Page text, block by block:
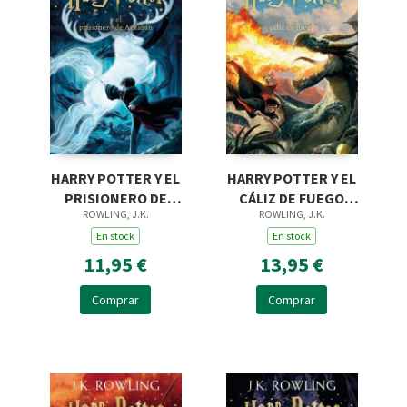
HARRY POTTER Y EL
PRISIONERO DE
AZKABAN (HARRY
POTTER [EDICIÓN
CON LA PORTADA IL
ROWLING, J.K.
En stock
11,95 €
Comprar
HARRY POTTER Y EL
CÁLIZ DE FUEGO
(HARRY POTTER
[EDICIÓN CON LA
PORTADA ILUSTRADA
ROWLING, J.K.
En stock
13,95 €
Comprar